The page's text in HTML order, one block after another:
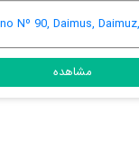
Daimús VALENCIA,